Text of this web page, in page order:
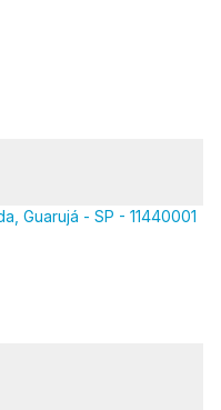
Guarujá - SP - 11440001